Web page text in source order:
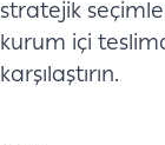
stratejik
kurum içi
karşılaştırın.